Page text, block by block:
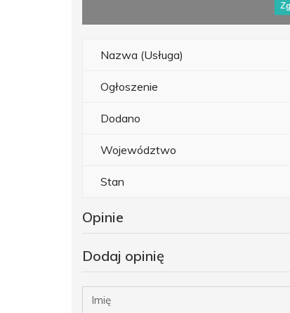
Nazwa (Usługa)
Ogłoszenie
Dodano
Województwo
Stan
Opinie
Dodaj opinię